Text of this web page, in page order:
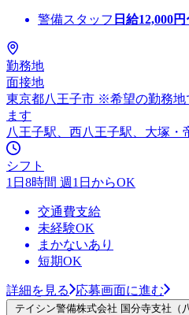
警備スタッフ 日給12,000
勤務地
面接地
東京都八王子市 ※希望の勤務地
ます
八王子駅、西八王子駅、大塚・
シフト
1日8時間 週1日からOK
交通費支給
未経験OK
まかないあり
短期OK
詳細を見る 応募画面に進む
テイシン警備株式会社 国分寺支社（